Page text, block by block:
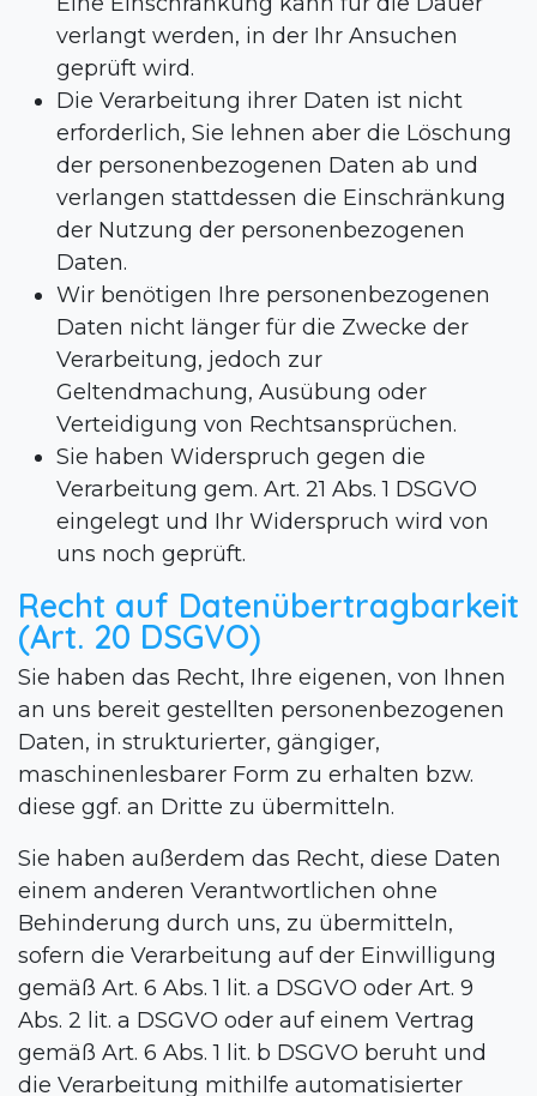
verlangt werden, in der Ihr Ansuchen
geprüft wird.
Die Verarbeitung ihrer Daten ist nicht
erforderlich, Sie lehnen aber die Löschung
der personenbezogenen Daten ab und
verlangen stattdessen die Einschränkung
der Nutzung der personenbezogenen
Daten.
Wir benötigen Ihre personenbezogenen
Daten nicht länger für die Zwecke der
Verarbeitung, jedoch zur
Geltendmachung, Ausübung oder
Verteidigung von Rechtsansprüchen.
Sie haben Widerspruch gegen die
Verarbeitung gem. Art. 21 Abs. 1 DSGVO
eingelegt und Ihr Widerspruch wird von
uns noch geprüft.
Recht auf Datenübertragbarkeit
(Art. 20 DSGVO)
Sie haben das Recht, Ihre eigenen, von Ihnen
an uns bereit gestellten personenbezogenen
Daten, in strukturierter, gängiger,
maschinenlesbarer Form zu erhalten bzw.
diese ggf. an Dritte zu übermitteln.
Sie haben außerdem das Recht, diese Daten
einem anderen Verantwortlichen ohne
Behinderung durch uns, zu übermitteln,
sofern die Verarbeitung auf der Einwilligung
gemäß Art. 6 Abs. 1 lit. a DSGVO oder Art. 9
Abs. 2 lit. a DSGVO oder auf einem Vertrag
gemäß Art. 6 Abs. 1 lit. b DSGVO beruht und
die Verarbeitung mithilfe automatisierter